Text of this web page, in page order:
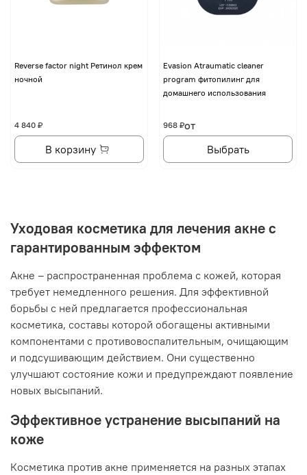
Reverse factor night Ретинол крем
ночной
4 840 ₽
В корзину
Evasion Atraumatic cleaner
program фитопилинг для
домашнего использования
от
968 ₽
Выбрать
Уходовая косметика для лечения акне с
гарантированным эффектом
Акне – распространенная проблема с кожей, которая
требует немедленного решения. Для эффективной
борьбы с ней предлагается профессиональная
косметика, составы которой обогащены активными
компонентами с противовоспалительным, очищающим
и подсушивающим действием. Они существенно
улучшают состояние кожи и предупреждают появление
новых высыпаний.
Эффективное устранение высыпаний на
коже
Косметика против акне применяется на разных этапах